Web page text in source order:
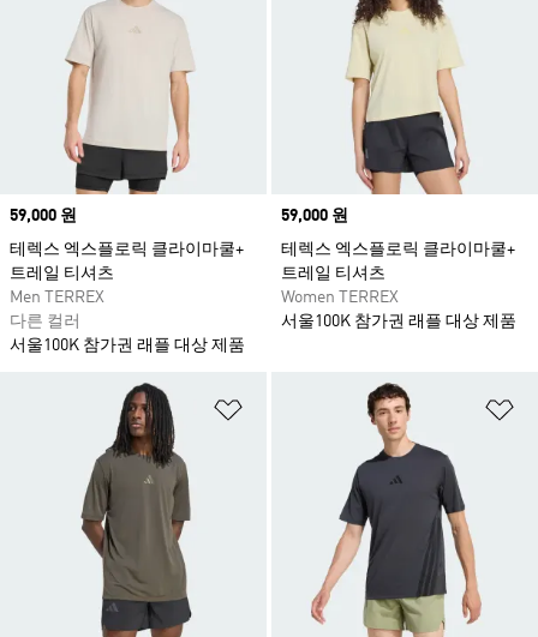
Price
59,000 원
테렉스 엑스플로릭 클라이마쿨+
트레일 티셔츠
Men TERREX
다른 컬러
서울100K 참가권 래플 대상 제품
Price
59,000 원
테렉스 엑스플로릭 클라이마쿨+
트레일 티셔츠
Women TERREX
서울100K 참가권 래플 대상 제품
위시리스트 담기